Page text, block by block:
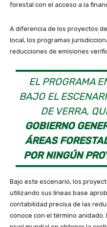
forestal con el acceso a la
A diferencia de los proyectos
local, los programas
reducciones de emisiones
EL PROGRAMA
BAJO EL
DE VERRA,
GOBIERNO
ÁREAS
POR NINGÚN
Bajo este escenario, los
utilizando sus líneas base
contabilidad precisa de las
conoce con el término anidado.